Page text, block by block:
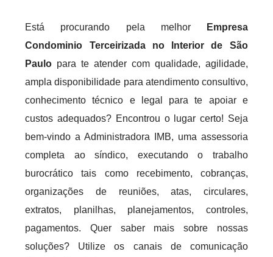
Está procurando pela melhor
Empresa
Condominio Terceirizada no Interior de São
Paulo para te atender com qualidade, agilidade,
ampla disponibilidade para atendimento consultivo,
conhecimento técnico e legal para te apoiar e
custos adequados? Encontrou o lugar certo! Seja
bem-vindo a Administradora IMB, uma assessoria
completa ao síndico, executando o trabalho
burocrático tais como recebimento, cobranças,
organizações de reuniões, atas, circulares,
extratos, planilhas, planejamentos, controles,
pagamentos. Quer saber mais sobre nossas
soluções? Utilize os canais de comunicação